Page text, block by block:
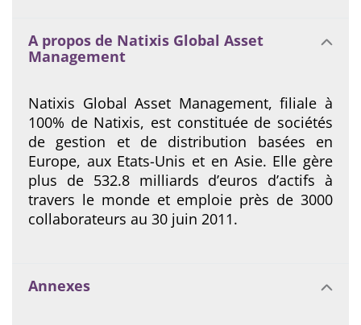
A propos de Natixis Global Asset
Management
Natixis Global Asset Management, filiale à
100% de Natixis, est constituée de sociétés
de gestion et de distribution basées en
Europe, aux Etats-Unis et en Asie. Elle gère
plus de 532.8 milliards d’euros d’actifs à
travers le monde et emploie près de 3000
collaborateurs au 30 juin 2011.
Annexes